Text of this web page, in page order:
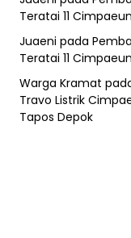
Teratai 11
Juaeni pada
Teratai 11
Warga Kramat
Travo Listrik
Tapos Depok